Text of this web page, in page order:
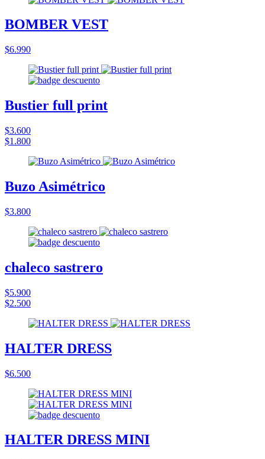
BOMBER VEST
$6.990
Bustier full print
$3.600
$1.800
Buzo Asimétrico
$3.800
chaleco sastrero
$5.900
$2.500
HALTER DRESS
$6.500
HALTER DRESS MINI